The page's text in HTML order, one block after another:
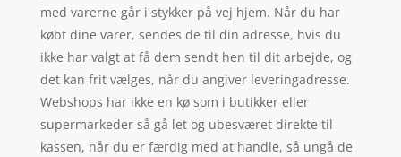
med varerne går i stykker på vej hjem. Når du har
købt dine varer, sendes de til din adresse, hvis du
ikke har valgt at få dem sendt hen til dit arbejde, og
det kan frit vælges, når du angiver leveringadresse.
Webshops har ikke en kø som i butikker eller
supermarkeder så gå let og ubesværet direkte til
kassen, når du er færdig med at handle, så ungå de